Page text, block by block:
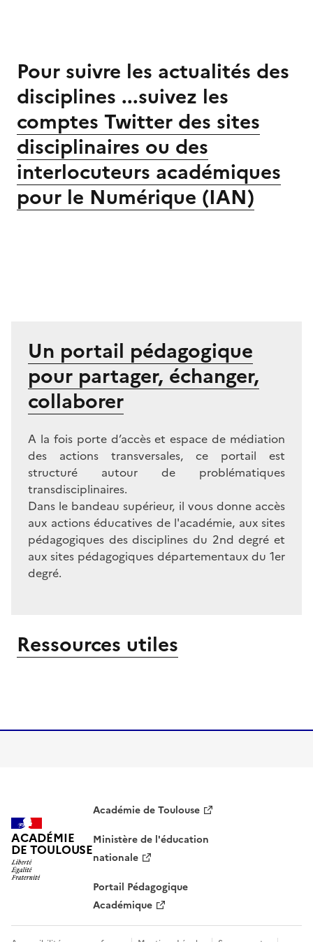
Pour suivre les actualités des
disciplines ...suivez les
comptes Twitter des sites
disciplinaires ou des
interlocuteurs académiques
pour le Numérique (IAN)
Un portail pédagogique
pour partager, échanger,
collaborer
A la fois porte d’accès et espace de médiation
des actions transversales, ce portail est
structuré autour de problématiques
transdisciplinaires.
Dans le bandeau supérieur, il vous donne accès
aux actions éducatives de l'académie, aux sites
pédagogiques des disciplines du 2nd degré et
aux sites pédagogiques départementaux du 1er
degré.
Ressources utiles
ACADÉMIE
DE TOULOUSE
Académie de Toulouse
Ministère de l'éducation
nationale
Portail Pédagogique
Académique